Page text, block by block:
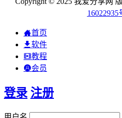
16022935
首页
软件
教程
会员
登录 注册